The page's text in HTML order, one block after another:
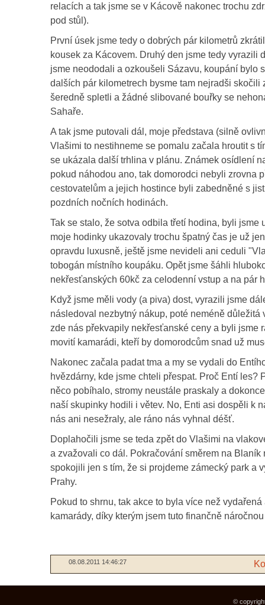
relacích a tak jsme se v Kácově nakonec trochu
pod stůl).
První úsek jsme tedy o dobrých pár kilometrů
kousek za Kácovem. Druhý den jsme tedy vyrazili
jsme neododali a ozkoušeli Sázavu, koupání bylo
dalších pár kilometrech bysme tam nejradši skočili
šeredně spletli a žádné slibované bouřky se
Sahaře.
A tak jsme putovali dál, moje představa (silně
Vlašimi to nestihneme se pomalu začala hroutit s
se ukázala další trhlina v plánu. Známek osídlení
pokud náhodou ano, tak domorodci nebyli zrovna
cestovatelům a jejich hostince byli zabedněné s
pozdních nočních hodinách.
Tak se stalo, že sotva odbila třetí hodina, byli jsme
moje hodinky ukazovaly trochu špatný čas je už
opravdu luxusně, ještě jsme nevideli ani ceduli
tobogán místního koupáku. Opět jsme šáhli
nekřesťanských 60kč za celodenní vstup a na pár
Když jsme měli vody (a piva) dost, vyrazili jsme
následoval nezbytný nákup, poté neméně důležitá
zde nás překvapily nekřesťanské ceny a byli jsme
movití kamarádi, kteří by domorodcům snad už
Nakonec začala padat tma a my se vydali do
hvězdárny, kde jsme chteli přespat. Proč Entí les?
něco pobíhalo, stromy neustále praskaly a
naší skupinky hodili i větev. No, Enti asi dospěli k
nás ani nesežraly, ale ráno nás vyhnal déšť.
Doplahočili jsme se teda zpět do Vlašimi na
a zvažovali co dál. Pokračování směrem na Blaník
spokojili jen s tím, že si projdeme zámecký park a
Prahy.
Pokud to shrnu, tak akce to byla více než
kamarády, díky kterým jsem tuto finančně
08.08.2011 14:46:27
©